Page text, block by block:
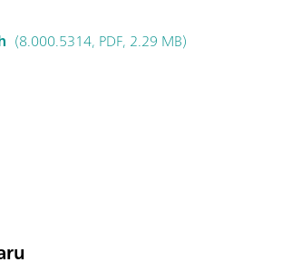
(8.000.5314, PDF, 2.29 MB)